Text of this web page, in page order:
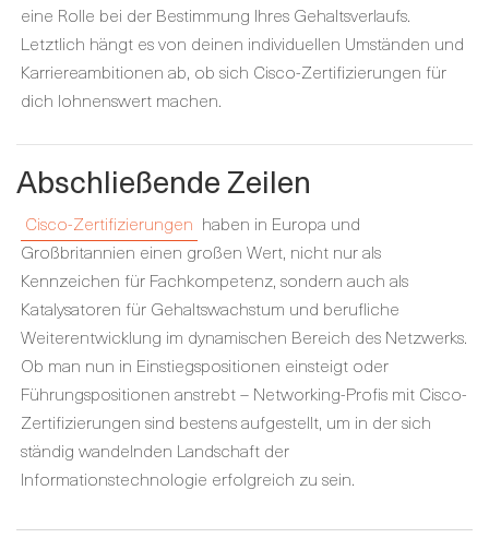
eine Rolle bei der Bestimmung Ihres Gehaltsverlaufs.
Letztlich hängt es von deinen individuellen Umständen und
Karriereambitionen ab, ob sich Cisco-Zertifizierungen für
dich lohnenswert machen.
Abschließende Zeilen
Cisco-Zertifizierungen haben in Europa und
Großbritannien einen großen Wert, nicht nur als
Kennzeichen für Fachkompetenz, sondern auch als
Katalysatoren für Gehaltswachstum und berufliche
Weiterentwicklung im dynamischen Bereich des Netzwerks.
Ob man nun in Einstiegspositionen einsteigt oder
Führungspositionen anstrebt – Networking-Profis mit Cisco-
Zertifizierungen sind bestens aufgestellt, um in der sich
ständig wandelnden Landschaft der
Informationstechnologie erfolgreich zu sein.